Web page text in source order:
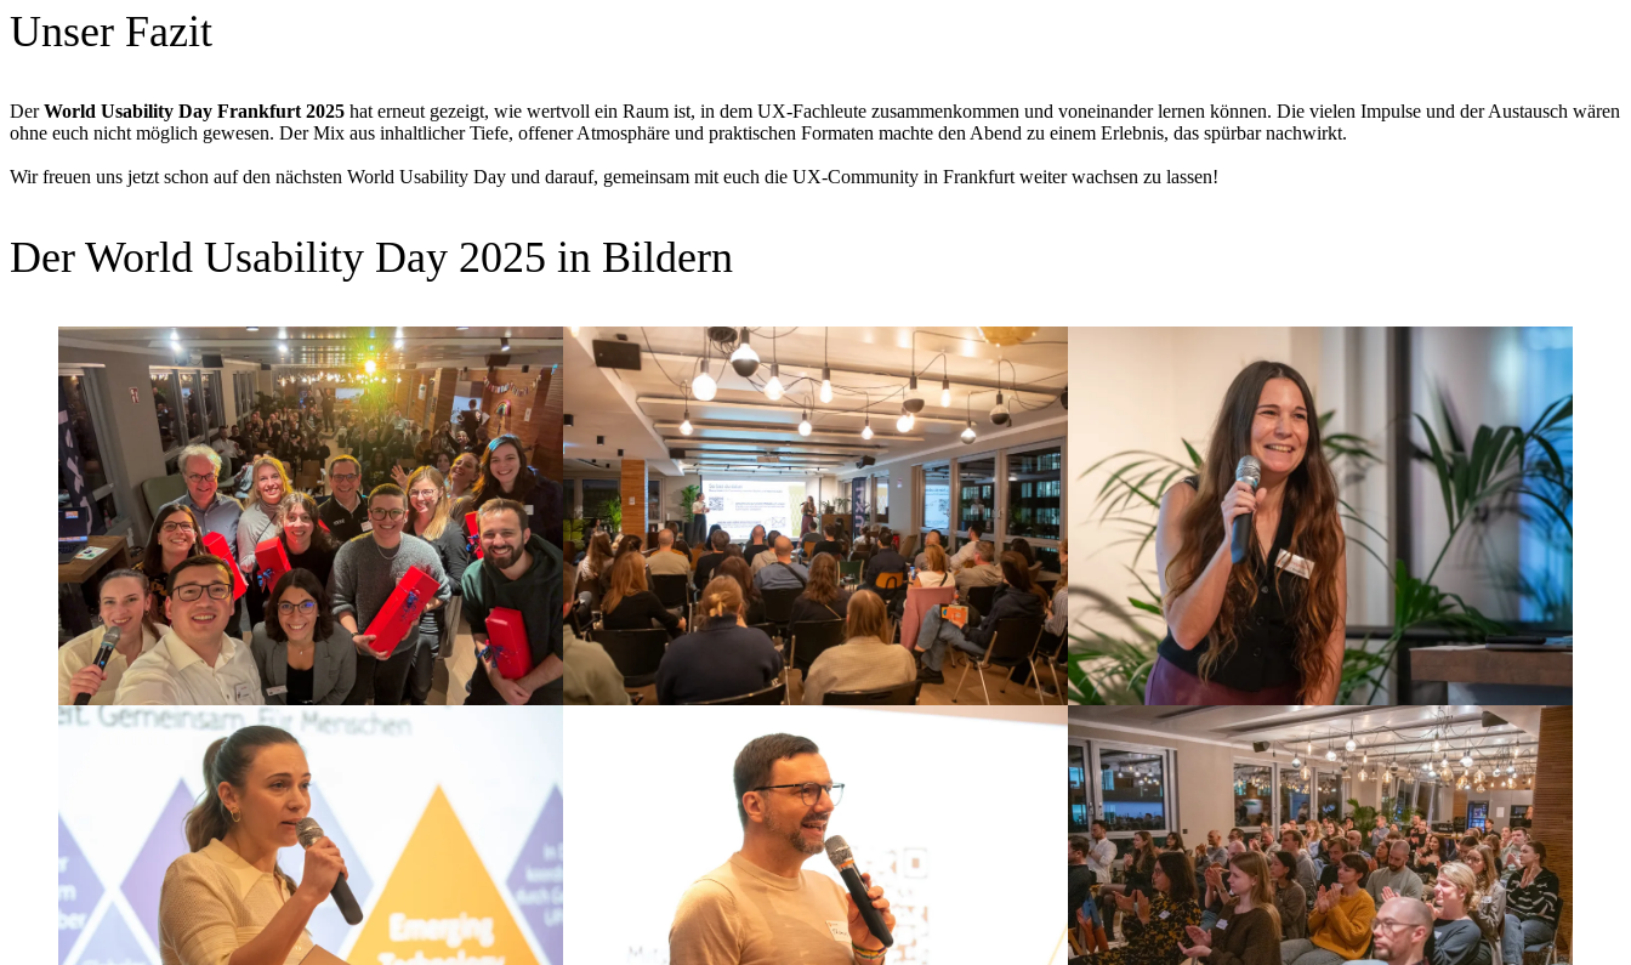
Unser Fazit
DerWorld Usability Day Frankfurt 2025 hat erneut gezeigt, wie wertvoll ein Raum ist, in dem UX-Fachleute zusammenkommen und voneinander lernen können. Die vielen Impulse und der Austausch wären
ohne euch nicht möglich gewesen. Der Mix aus inhaltlicher Tiefe, offener Atmosphäre und praktischen Formaten machte den Abend zu einem Erlebnis, das spürbar nachwirkt.
Wir freuen uns jetzt schon auf den nächsten World Usability Day und darauf, gemeinsam mit euch die UX-Community in Frankfurt weiter wachsen zu lassen!
Der World Usability Day 2025 in Bildern